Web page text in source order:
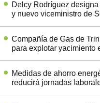
Delcy Rodríguez
y nuevo viceministro de
Compañía de Gas de
para explotar yacimiento
Medidas de ahorro
reducirá jornadas